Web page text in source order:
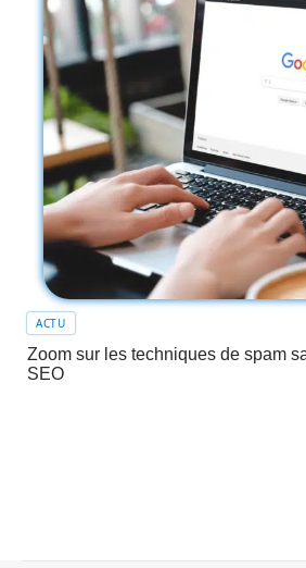
ACTU
Zoom sur les techniques de spam
SEO